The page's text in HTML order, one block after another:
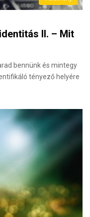
II. – Mit
bennünk és mintegy
tényező helyére